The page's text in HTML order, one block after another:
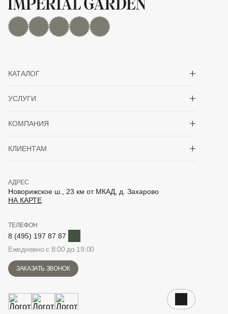
MAX Дзен YouTuberutubeTelegram
КАТАЛОГ
УСЛУГИ
КОМПАНИЯ
КЛИЕНТАМ
АДРЕС
Новорижское ш., 23 км от МКАД, д. Захарово
НА КАРТЕ
ТЕЛЕФОН
8 (495) 197 87 87
Ежедневно с 8:00 до 19:00
ЗАКАЗАТЬ ЗВОНОК
Наверх